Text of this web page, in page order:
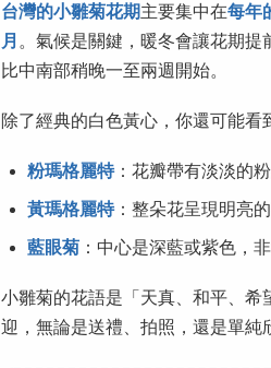
台灣的小雛菊花期主要集中在每年
月 。氣候是關鍵，暖冬會讓花期
比中南部稍晚一至兩週開始。
除了經典的白色黃心，你還可能看
粉瑪格麗特：花瓣帶有淡淡的
黃瑪格麗特：整朵花呈現明亮的
藍眼菊 ：中心是深藍或紫色，非
小雛菊的花語是「天真、和平、
迎，無論是送禮、拍照，還是單純